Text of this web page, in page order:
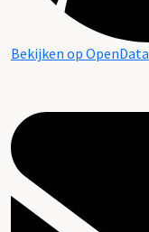
Bekijken op OpenData